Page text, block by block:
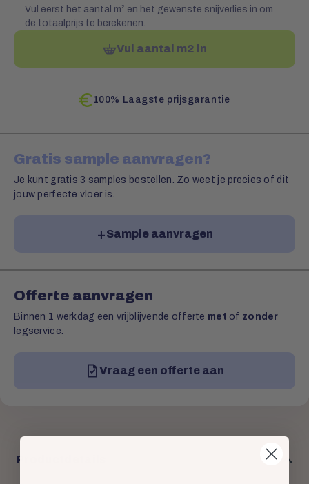
Vul eerst het aantal m² en het gewenste snijverlies in om
de totaalprijs te berekenen.
Vul aantal m2 in
100% Laagste prijsgarantie
Gratis sample aanvragen?
Je kunt gratis 3 samples bestellen. Zo weet je precies of dit
jouw perfecte vloer is.
Sample aanvragen
Offerte aanvragen
Binnen 1 werkdag een vrijblijvende offerte met of zonder
legservice.
Vraag een offerte aan
Productdetails